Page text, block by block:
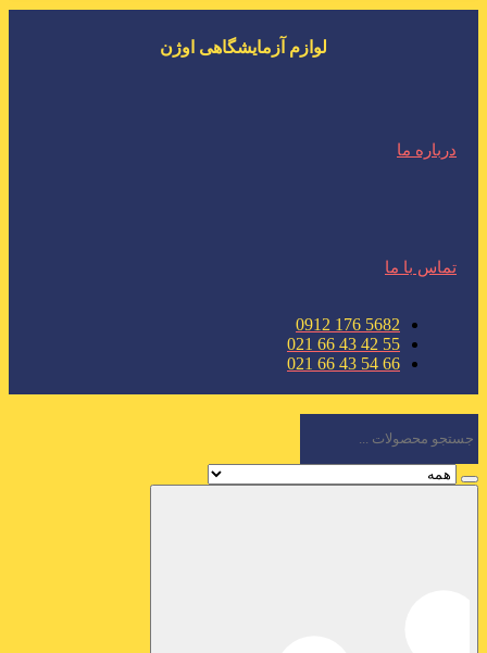
لوازم آزمایشگاهی اوژن
درباره ما
تماس با ما
5682 176 0912
55 42 43 66 021
66 54 43 66 021